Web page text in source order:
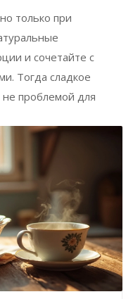
только при
и сочетайте с
Тогда сладкое
проблемой для